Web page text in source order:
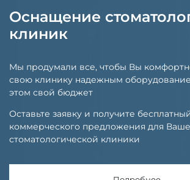
Оснащение
клиник
Мы продумали все, чтобы Вы
свою клинику надежным
этом свой бюджет
Оставьте заявку и получите
коммерческого предложения для
стоматологической клиники